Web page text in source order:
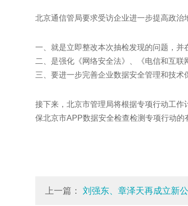
北京通信管局要求受访企业进一步提高政
一、就是立即整改本次抽检发现的问题，
二、是强化《网络安全法》、《电信和互联
三、要进一步完善企业数据安全管理和技
接下来，北京市管理局将根据专项行动工
保北京市APP数据安全检查检测专项行动的
上一篇： 刘强东、章泽天再成立新公司“天